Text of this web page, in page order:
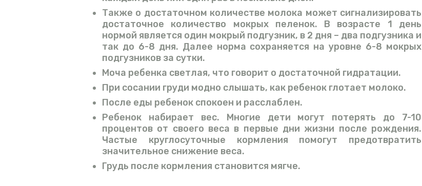
Также о достаточном количестве молока может сигнализировать
достаточное количество мокрых пеленок. В возрасте 1 день
нормой является один мокрый подгузник, в 2 дня – два подгузника и
так до 6-8 дня. Далее норма сохраняется на уровне 6-8 мокрых
подгузников за сутки.
Моча ребенка светлая, что говорит о достаточной гидратации.
При сосании груди модно слышать, как ребенок глотает молоко.
После еды ребенок спокоен и расслаблен.
Ребенок набирает вес. Многие дети могут потерять до 7-10
процентов от своего веса в первые дни жизни после рождения.
Частые круглосуточные кормления помогут предотвратить
значительное снижение веса.
Грудь после кормления становится мягче.